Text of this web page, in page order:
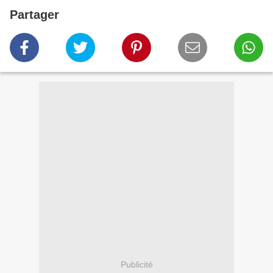
Partager
Publicité